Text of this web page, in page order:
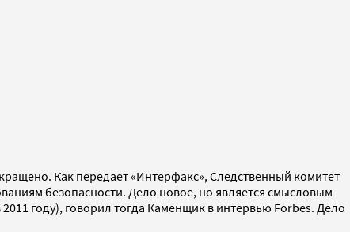
Как передает «Интерфакс», Следственный комитет
безопасности. Дело новое, но является смысловым
году), говорил тогда Каменщик в интервью Forbes. Дело